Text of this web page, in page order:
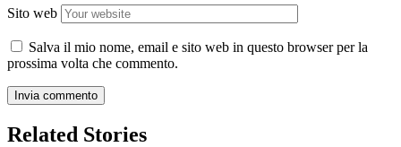
Sito web
Salva il mio nome, email e sito web in questo browser per la
prossima volta che commento.
Related Stories